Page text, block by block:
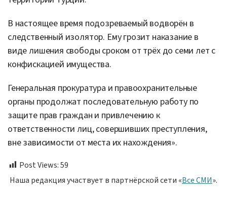
В настоящее время подозреваемый водворён в
следственный изолятор. Ему грозит наказание в
виде лишения свободы сроком от трёх до семи лет с
конфискацией имущества.
Генеральная прокуратура и правоохранительные
органы продолжат последовательную работу по
защите прав граждан и привлечению к
ответственности лиц, совершивших преступления,
вне зависимости от места их нахождения».
Post Views:59
Наша редакция участвует в партнёрской сети «Все СМИ».